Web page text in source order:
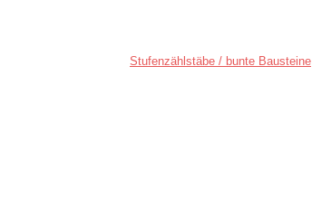
Stufenzählstäbe / bunte Bausteine